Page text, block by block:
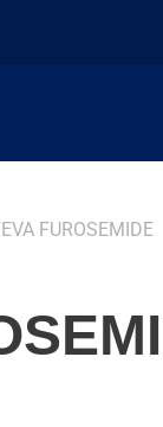
FUROSEMIDE